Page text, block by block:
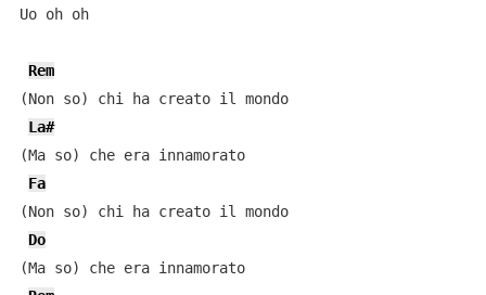
Uo oh oh
Rem
(Non so) chi ha creato il mondo
La#
(Ma so) che era innamorato
Fa
(Non so) chi ha creato il mondo
Do
(Ma so) che era innamorato